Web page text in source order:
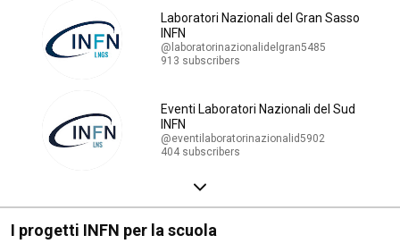
Laboratori Nazionali del Gran Sasso
INFN
@laboratorinazionalidelgran5485
913 subscribers
Eventi Laboratori Nazionali del Sud
INFN
@eventilaboratorinazionalid5902
404 subscribers
I progetti INFN per la scuola